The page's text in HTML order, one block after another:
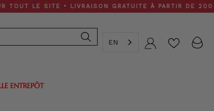
• LIVRAISON GRATUITE À PARTIR DE 200 $
EN Compte
ENTREPÔT